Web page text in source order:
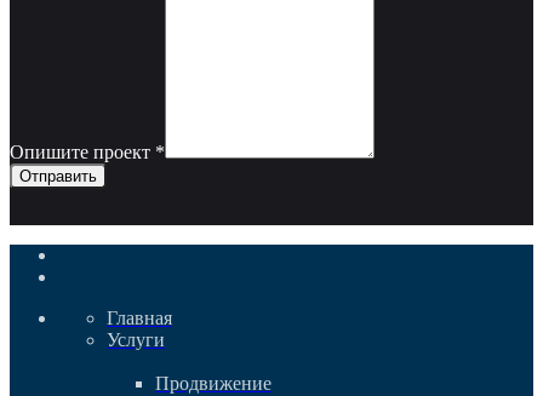
Опишите проект *
Отправить
Главная
Услуги
Продвижение